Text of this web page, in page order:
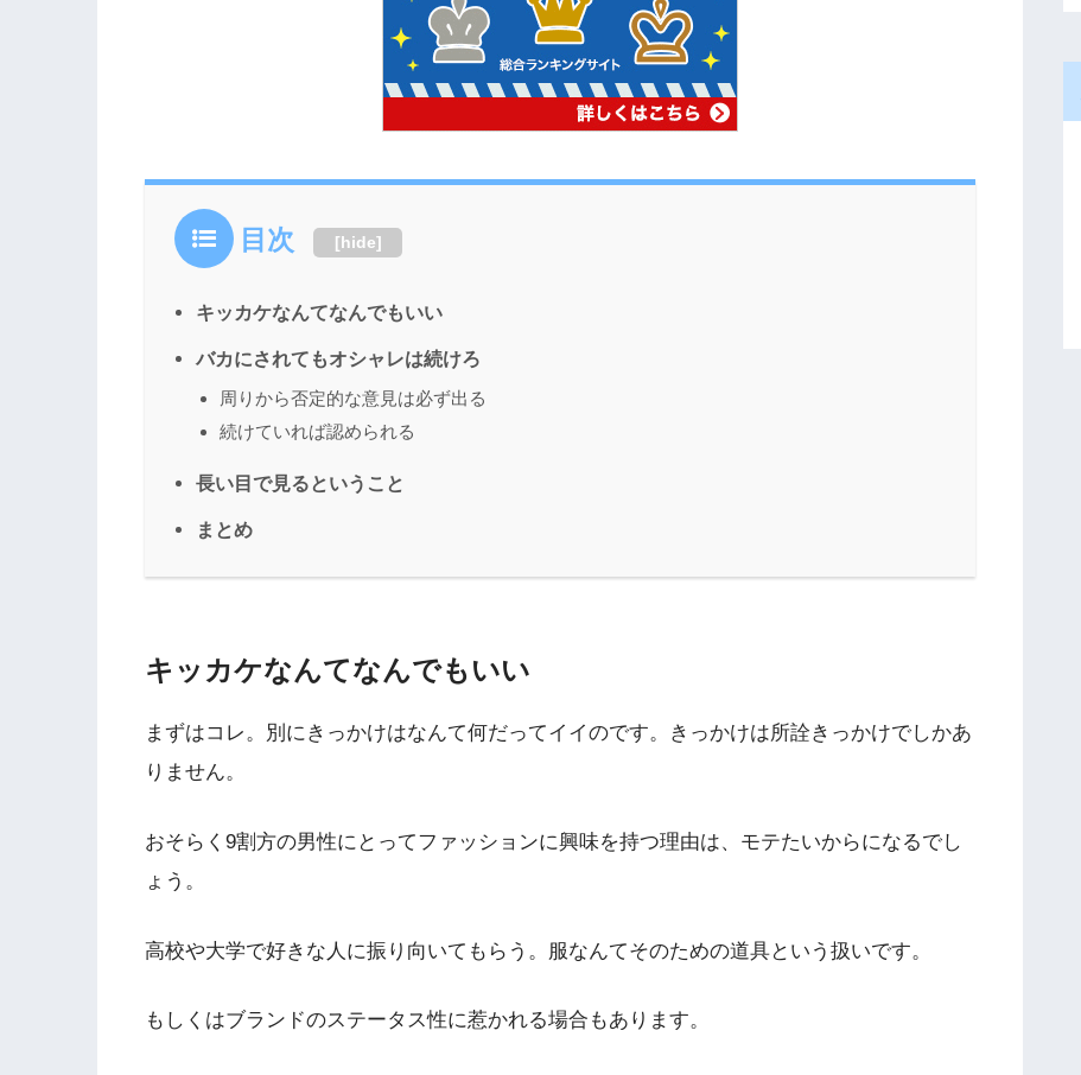
目次 [hide]
キッカケなんてなんでもいい
バカにされてもオシャレは続けろ
周りから否定的な意見は必ず出る
続けていれば認められる
長い目で見るということ
まとめ
キッカケなんてなんでもいい
まずはコレ。別にきっかけはなんて何だってイイのです。きっかけは所詮きっかけでしかあ
りません。
おそらく9割方の男性にとってファッションに興味を持つ理由は、モテたいからになるでし
ょう。
高校や大学で好きな人に振り向いてもらう。服なんてそのための道具という扱いです。
もしくはブランドのステータス性に惹かれる場合もあります。